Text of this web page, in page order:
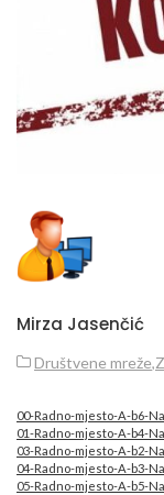
Mirza Jasenčić
Društvene mreže,
00-Radno-mjesto-A-b6-
01-Radno-mjesto-A-b4-
03-Radno-mjesto-A-b2-
04-Radno-mjesto-A-b3-
05-Radno-mjesto-A-b5-